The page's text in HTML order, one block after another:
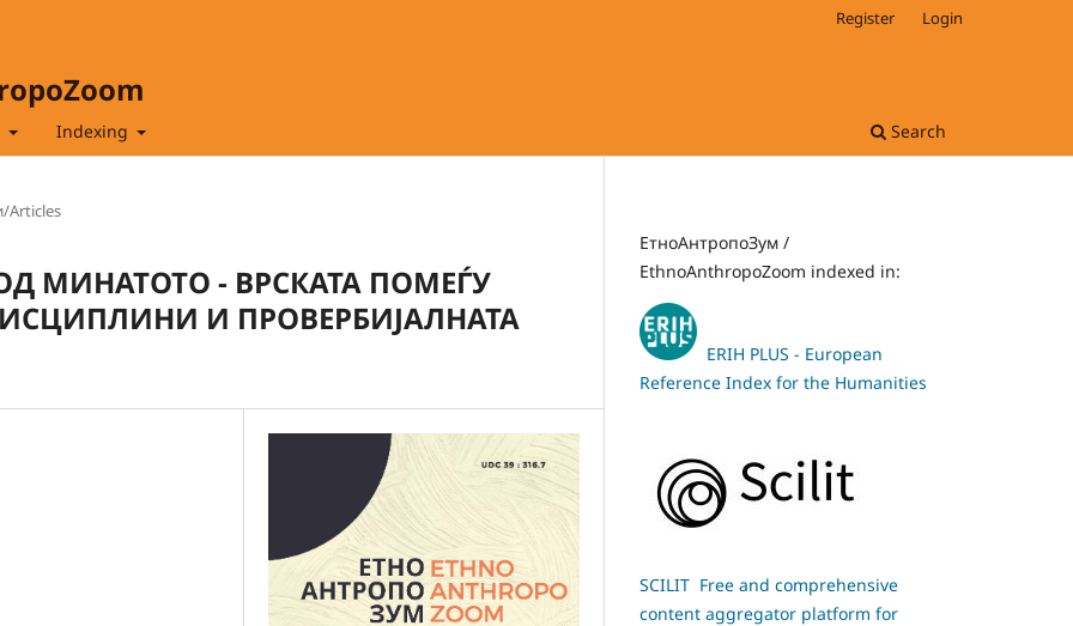
Indexing Search
Register Login
Articles
МИНАТОТО - ВРСКАТА ПОМЕЃУ
И ПРОВЕРБИЈАЛНАТА
ЕтноАнтропоЗум /
EthnoAnthropoZoom indexed in:
ERIH PLUS - European
Reference Index for the Humanities
SCILIT Free and comprehensive
content aggregator platform for